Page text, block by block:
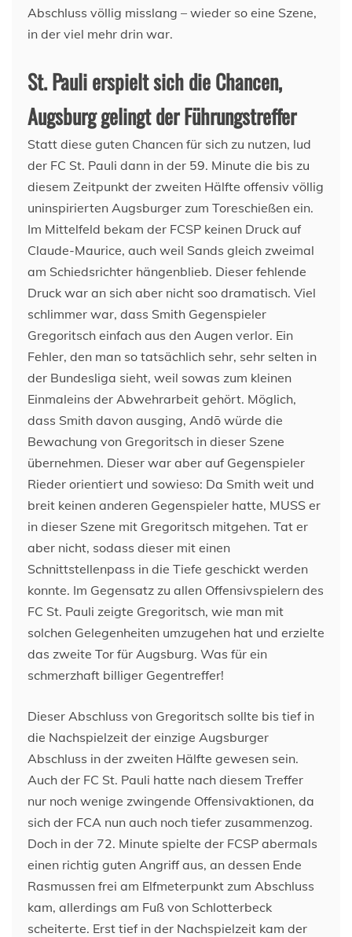
Abschluss völlig misslang – wieder so eine Szene,
in der viel mehr drin war.
St. Pauli erspielt sich die Chancen,
Augsburg gelingt der Führungstreffer
Statt diese guten Chancen für sich zu nutzen, lud
der FC St. Pauli dann in der 59. Minute die bis zu
diesem Zeitpunkt der zweiten Hälfte offensiv völlig
uninspirierten Augsburger zum Toreschießen ein.
Im Mittelfeld bekam der FCSP keinen Druck auf
Claude-Maurice, auch weil Sands gleich zweimal
am Schiedsrichter hängenblieb. Dieser fehlende
Druck war an sich aber nicht soo dramatisch. Viel
schlimmer war, dass Smith Gegenspieler
Gregoritsch einfach aus den Augen verlor. Ein
Fehler, den man so tatsächlich sehr, sehr selten in
der Bundesliga sieht, weil sowas zum kleinen
Einmaleins der Abwehrarbeit gehört. Möglich,
dass Smith davon ausging, Andō würde die
Bewachung von Gregoritsch in dieser Szene
übernehmen. Dieser war aber auf Gegenspieler
Rieder orientiert und sowieso: Da Smith weit und
breit keinen anderen Gegenspieler hatte, MUSS er
in dieser Szene mit Gregoritsch mitgehen. Tat er
aber nicht, sodass dieser mit einen
Schnittstellenpass in die Tiefe geschickt werden
konnte. Im Gegensatz zu allen Offensivspielern des
FC St. Pauli zeigte Gregoritsch, wie man mit
solchen Gelegenheiten umzugehen hat und erzielte
das zweite Tor für Augsburg. Was für ein
schmerzhaft billiger Gegentreffer!
Dieser Abschluss von Gregoritsch sollte bis tief in
die Nachspielzeit der einzige Augsburger
Abschluss in der zweiten Hälfte gewesen sein.
Auch der FC St. Pauli hatte nach diesem Treffer
nur noch wenige zwingende Offensivaktionen, da
sich der FCA nun auch noch tiefer zusammenzog.
Doch in der 72. Minute spielte der FCSP abermals
einen richtig guten Angriff aus, an dessen Ende
Rasmussen frei am Elfmeterpunkt zum Abschluss
kam, allerdings am Fuß von Schlotterbeck
scheiterte. Erst tief in der Nachspielzeit kam der